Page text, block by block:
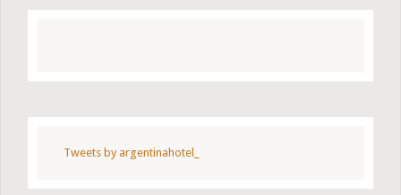
Tweets by argentinahotel_